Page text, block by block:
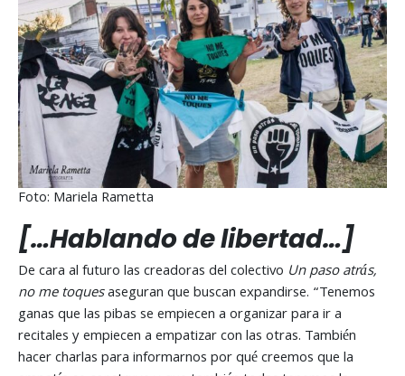
Foto: Mariela Rametta
[…Hablando de libertad…]
De cara al futuro las creadoras del colectivo Un paso atrás,
no me toquesaseguran que buscan expandirse. “Tenemos
ganas que las pibas se empiecen a organizar para ir a
recitales y empiecen a empatizar con las otras. También
hacer charlas para informarnos por qué creemos que la